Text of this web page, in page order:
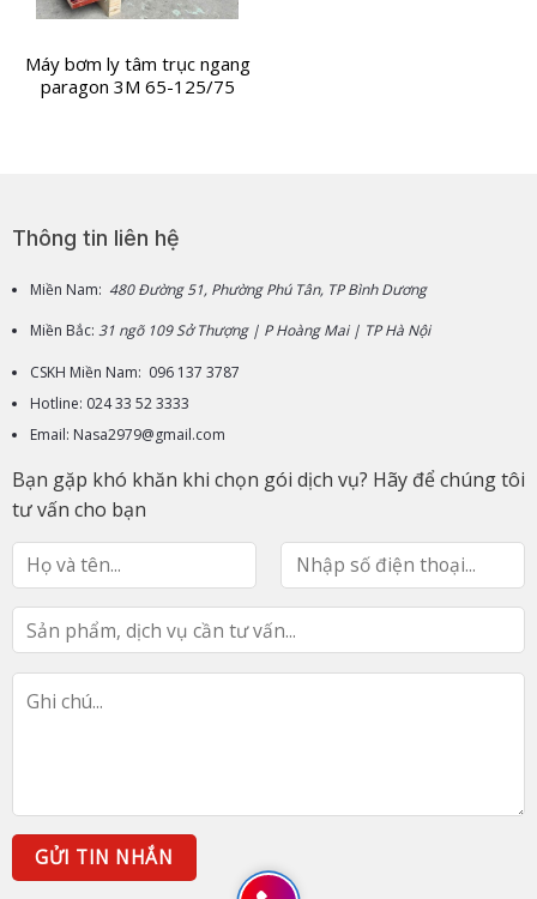
Máy bơm ly tâm trục ngang
paragon 3M 65-125/75
Thông tin liên hệ
Miền Nam: 480 Đường 51, Phường Phú Tân, TP Bình Dương
Miền Bắc: 31 ngõ 109 Sở Thượng | P Hoàng Mai | TP Hà Nội
CSKH Miền Nam: 096 137 3787
Hotline: 024 33 52 3333
Email: Nasa2979@gmail.com
Bạn gặp khó khăn khi chọn gói dịch vụ? Hãy để chúng tôi
tư vấn cho bạn